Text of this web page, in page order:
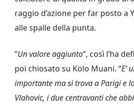
raggio d’azione per far posto a
alle spalle della punta.
“Un valore aggiunto“, così l’ha
poi chiosato su Kolo Muani. “E’
importante ma si trova a Parigi e
Vlahovic, i due centravanti che